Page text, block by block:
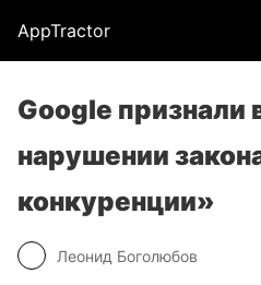
AppTractor
Google признали
нарушении
конкуренции»
Леонид Боголюбов